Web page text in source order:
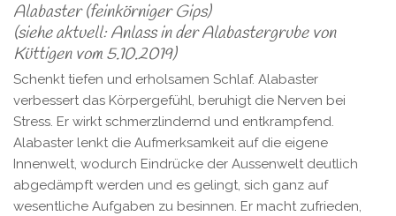
Alabaster (feinkörniger Gips)
(siehe aktuell: Anlass in der Alabastergrube von
Küttigen vom 5.10.2019)
Schenkt tiefen und erholsamen Schlaf. Alabaster
verbessert das Körpergefühl, beruhigt die Nerven bei
Stress. Er wirkt schmerzlindernd und entkrampfend.
Alabaster lenkt die Aufmerksamkeit auf die eigene
Innenwelt, wodurch Eindrücke der Aussenwelt deutlich
abgedämpft werden und es gelingt, sich ganz auf
wesentliche Aufgaben zu besinnen. Er macht zufrieden,